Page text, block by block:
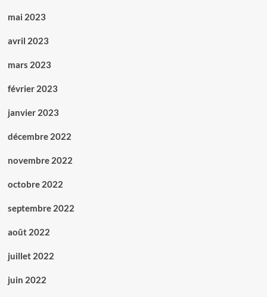
mai 2023
avril 2023
mars 2023
février 2023
janvier 2023
décembre 2022
novembre 2022
octobre 2022
septembre 2022
août 2022
juillet 2022
juin 2022